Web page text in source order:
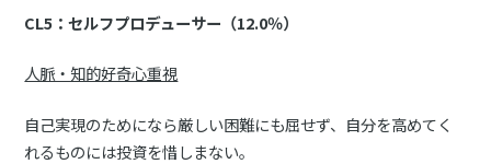
CL5：セルフプロデューサー（12.0％）
人脈・知的好奇心重視
自己実現のためになら厳しい困難にも屈せず、自分を高めてく
れるものには投資を惜しまない。